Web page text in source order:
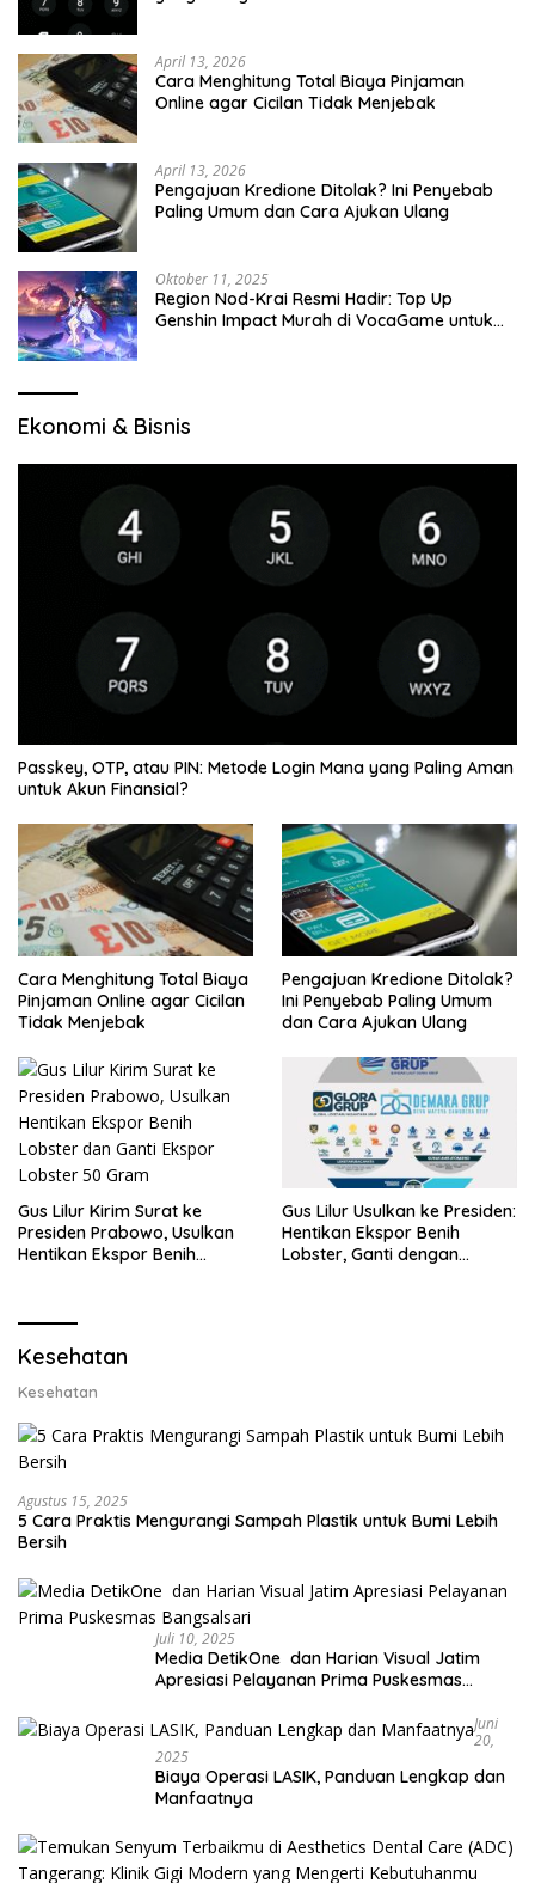
April 13, 2026
Cara Menghitung Total Biaya Pinjaman
Online agar Cicilan Tidak Menjebak
April 13, 2026
Pengajuan Kredione Ditolak? Ini Penyebab
Paling Umum dan Cara Ajukan Ulang
Oktober 11, 2025
Region Nod-Krai Resmi Hadir: Top Up
Genshin Impact Murah di VocaGame untuk
Ekonomi & Bisnis
Passkey, OTP, atau PIN: Metode Login Mana yang Paling Aman
untuk Akun Finansial?
Cara Menghitung Total Biaya
Pinjaman Online agar Cicilan
Tidak Menjebak
Pengajuan Kredione Ditolak?
Ini Penyebab Paling Umum
dan Cara Ajukan Ulang
Gus Lilur Kirim Surat ke
Presiden Prabowo, Usulkan
Hentikan Ekspor Benih
Gus Lilur Usulkan ke Presiden:
Hentikan Ekspor Benih
Lobster, Ganti dengan
Kesehatan
Kesehatan
Agustus 15, 2025
5 Cara Praktis Mengurangi Sampah Plastik untuk Bumi Lebih
Bersih
Juli 10, 2025
Media DetikOne dan Harian Visual Jatim
Apresiasi Pelayanan Prima Puskesmas
Juni
20,
2025
Biaya Operasi LASIK, Panduan Lengkap dan
Manfaatnya